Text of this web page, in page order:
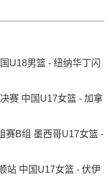
U18男篮 - 纽纳华丁闪
赛 中国U17女篮 - 加拿
赛B组 墨西哥U17女篮 -
站 中国U17女篮 - 伏伊